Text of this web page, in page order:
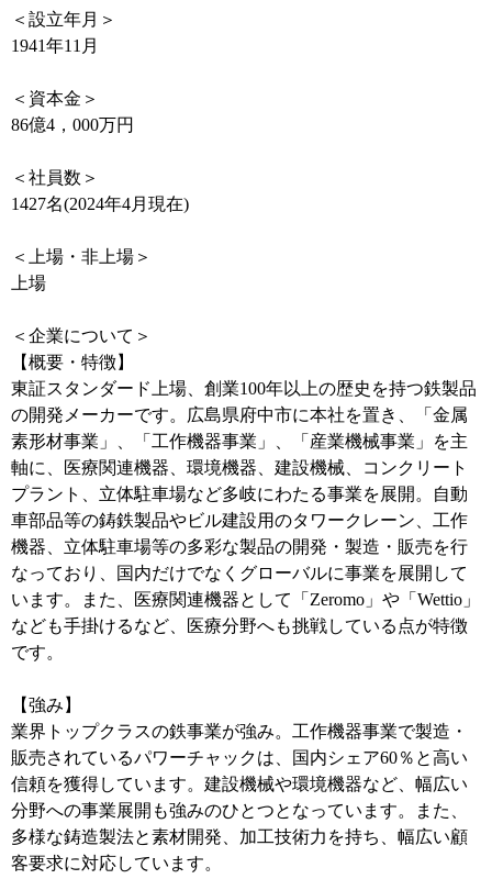
＜設立年月＞
1941年11月
＜資本金＞
86億4，000万円
＜社員数＞
1427名(2024年4月現在)
＜上場・非上場＞
上場
＜企業について＞
【概要・特徴】
東証スタンダード上場、創業100年以上の歴史を持つ鉄製品
の開発メーカーです。広島県府中市に本社を置き、「金属
素形材事業」、「工作機器事業」、「産業機械事業」を主
軸に、医療関連機器、環境機器、建設機械、コンクリート
プラント、立体駐車場など多岐にわたる事業を展開。自動
車部品等の鋳鉄製品やビル建設用のタワークレーン、工作
機器、立体駐車場等の多彩な製品の開発・製造・販売を行
なっており、国内だけでなくグローバルに事業を展開して
います。また、医療関連機器として「Zeromo」や「Wettio」
なども手掛けるなど、医療分野へも挑戦している点が特徴
です。
【強み】
業界トップクラスの鉄事業が強み。工作機器事業で製造・
販売されているパワーチャックは、国内シェア60％と高い
信頼を獲得しています。建設機械や環境機器など、幅広い
分野への事業展開も強みのひとつとなっています。また、
多様な鋳造製法と素材開発、加工技術力を持ち、幅広い顧
客要求に対応しています。